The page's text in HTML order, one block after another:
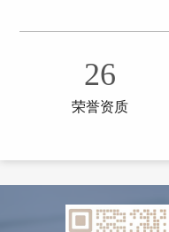
26
荣誉资质